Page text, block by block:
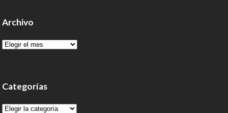
Archivo
Archivo
Categorías
Categorías